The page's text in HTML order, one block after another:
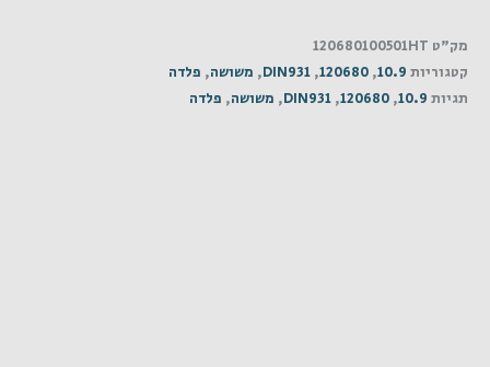
מק"ט 120680100501HT
קטגוריות 10.9
,
120680
,
DIN931
, משושה, פלדה
תגיות 10.9
,
120680
,
DIN931
, משושה, פלדה